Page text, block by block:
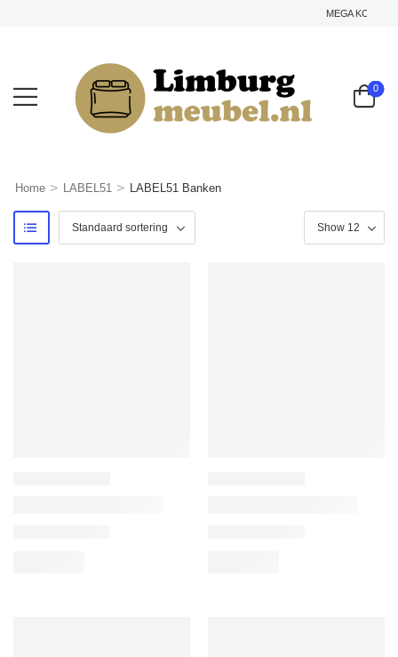
MEGA KORTING
0
Home > LABEL51 > LABEL51 Banken